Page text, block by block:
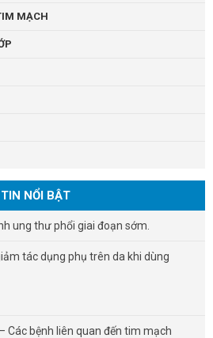
MẠCH
TIN NỔI BẬT
ung thư phổi giai đoạn sớm.
tác dụng phụ trên da khi dùng
Các bệnh liên quan đến tim mạch